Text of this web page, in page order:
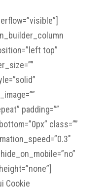
top”
padding=””
class=””
Cookie